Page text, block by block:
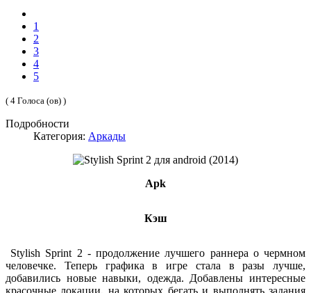
1
2
3
4
5
( 4 Голоса (ов) )
Подробности
Категория: Аркады
Apk
Кэш
Stylish Sprint 2 - продолжение лучшего раннера о чермном
человечке. Теперь графика в игре стала в разы лучше,
добавились новые навыки, одежда. Добавлены интересные
красочные локации, на которых бегать и выполнять задания